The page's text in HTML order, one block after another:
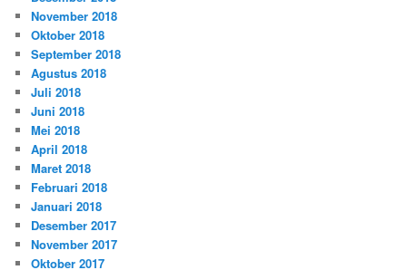
November 2018
Oktober 2018
September 2018
Agustus 2018
Juli 2018
Juni 2018
Mei 2018
April 2018
Maret 2018
Februari 2018
Januari 2018
Desember 2017
November 2017
Oktober 2017